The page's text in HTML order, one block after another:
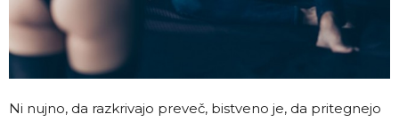
Ni nujno, da razkrivajo preveč, bistveno je, da pritegnejo